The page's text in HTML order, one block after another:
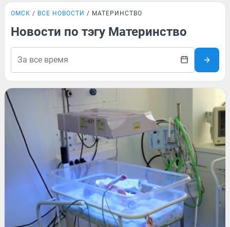
ОМСК ВСЕ НОВОСТИ МАТЕРИНСТВО
Новости по тэгу Материнство